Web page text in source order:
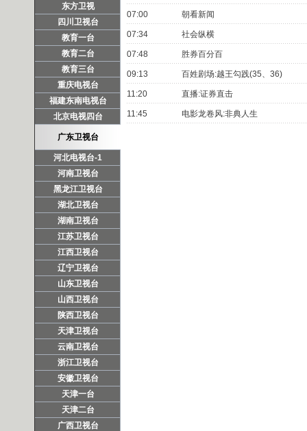
东方卫视
四川卫视台
教育一台
教育二台
教育三台
重庆电视台
福建东南电视台
北京电视四台
广东卫视台
河北电视台-1
河南卫视台
黑龙江卫视台
湖北卫视台
湖南卫视台
江苏卫视台
江西卫视台
辽宁卫视台
山东卫视台
山西卫视台
陕西卫视台
天津卫视台
云南卫视台
浙江卫视台
安徽卫视台
天津一台
天津二台
广西卫视台
07:00 朝看新闻
07:34 社会纵横
07:48 胜券百分百
09:13 百姓剧场:越王勾践(35、36)
11:20 直播:证券直击
11:45 电影龙卷风:非典人生